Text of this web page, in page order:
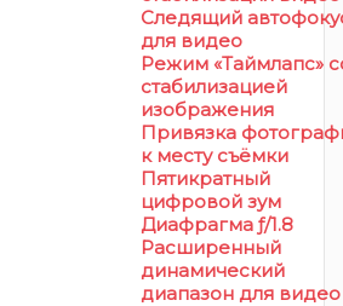
Следящий
для видео
Режим «Таймлапс»
стабилизацией
изображения
Привязка
к месту съёмки
Пятикратный
цифровой зум
Диафрагма ƒ/1.8
Расширенный
динамический
диапазон для видео